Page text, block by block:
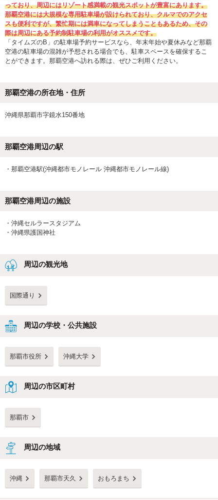
っており、周辺にはリゾート感満載の観光スポットが豊富にあります。
那覇空港には大規模な専用駐車場が設けられており、クルマでのアクセ
スも便利ですが、繁忙期には満車になってしまうこともあるため、その
際は周辺にある予約制駐車場の利用がオススメです。
「タイムズのB」の駐車場予約サービスなら、年末年始や夏休みなど那覇
空港の駐車場の混雑が予想される場合でも、駐車スペースを確保するこ
とができます。那覇空港へ訪れる際は、ぜひご利用ください。
那覇空港の所在地・住所
沖縄県那覇市字鏡水150番地
那覇空港周辺の駅
・ 那覇空港駅(沖縄都市モノレール 沖縄都市モノレール線)
那覇空港周辺の施設
・ 沖縄セルラースタジアム
・ 沖縄県護国神社
周辺の観光地
国際通り
周辺の学校・公共施設
那覇市役所 沖縄大学
周辺の市区町村
那覇市
周辺の地域
沖縄 那覇市天久 おもろまち